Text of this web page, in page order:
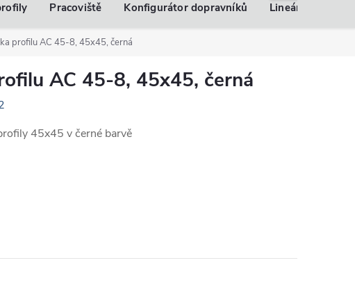
Pracoviště Konfigurátor dopravníků Lineární pohony
profilu AC 45-8, 45x45, černá
AC 45-8, 45x45, černá
45x45 v černé barvě